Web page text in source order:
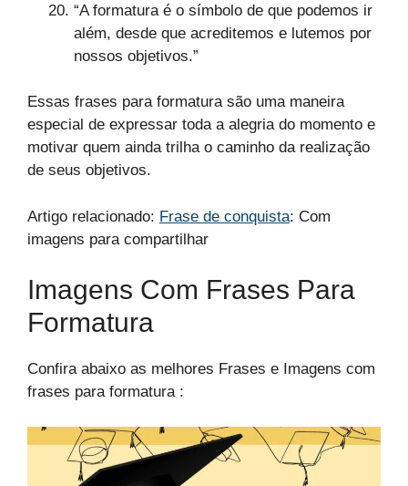
“A formatura é o símbolo de que podemos ir
além, desde que acreditemos e lutemos por
nossos objetivos.”
Essas frases para formatura são uma maneira
especial de expressar toda a alegria do momento e
motivar quem ainda trilha o caminho da realização
de seus objetivos.
Artigo relacionado: Frase de conquista: Com
imagens para compartilhar
Imagens Com Frases Para
Formatura​
Confira abaixo as melhores Frases e Imagens com
frases para formatura​ :